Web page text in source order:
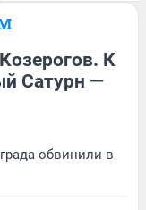
К
Сатурн —
обвинили в